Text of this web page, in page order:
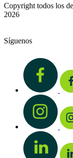
Copyright todos los
2026
Síguenos